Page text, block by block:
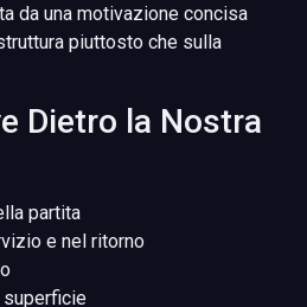
da una motivazione concisa
piuttosto che sulla
Dietro la Nostra
partita
e nel ritorno